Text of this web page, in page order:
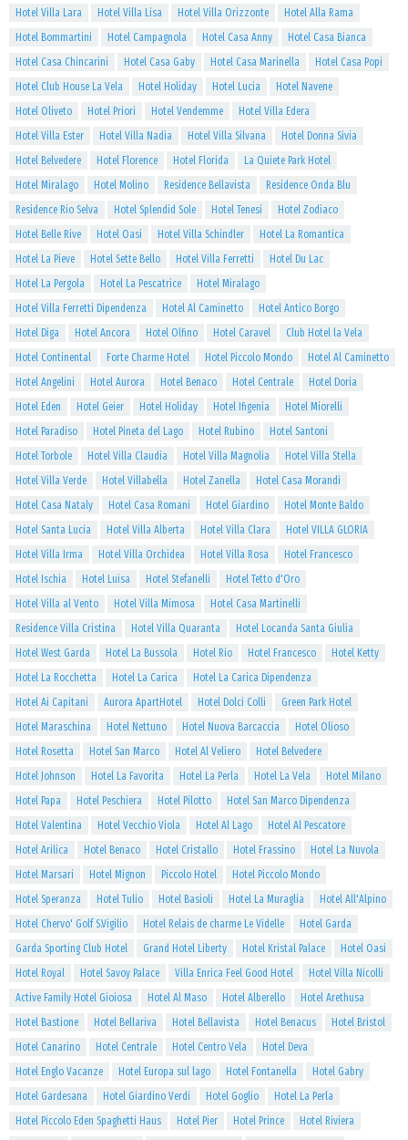
Hotel Villa Lara
Hotel Villa Lisa Hotel Villa Orizzonte
Hotel Alla Rama
Hotel Bommartini
Hotel Campagnola Hotel Casa Anny
Hotel Casa Bianca
Hotel Casa Chincarini
Hotel Casa Gaby Hotel Casa Marinella
Hotel Casa Popi
Hotel Club House La Vela
Hotel Holiday Hotel Lucia
Hotel Navene
Hotel Oliveto
Hotel Priori Hotel Vendemme
Hotel Villa Edera
Hotel Villa Ester
Hotel Villa Nadia Hotel Villa Silvana
Hotel Donna Sivia
Hotel Belvedere
Hotel Florence Hotel Florida
La Quiete Park Hotel
Hotel Miralago
Hotel Molino Residence Bellavista
Residence Onda Blu
Residence Rio Selva
Hotel Splendid Sole Hotel Tenesi
Hotel Zodiaco
Hotel Belle Rive
Hotel Oasi Hotel Villa Schindler
Hotel La Romantica
Hotel La Pieve
Hotel Sette Bello Hotel Villa Ferretti
Hotel Du Lac
Hotel La Pergola
Hotel La Pescatrice
Hotel Miralago
Hotel Villa Ferretti Dipendenza
Hotel Al Caminetto
Hotel Antico Borgo
Hotel Diga
Hotel Ancora Hotel Olfino Hotel Caravel
Club Hotel la Vela
Hotel Continental
Forte Charme Hotel Hotel Piccolo Mondo
Hotel Al Caminetto
Hotel Angelini
Hotel Aurora Hotel Benaco Hotel Centrale
Hotel Doria
Hotel Eden
Hotel Geier Hotel Holiday Hotel Ifigenia
Hotel Miorelli
Hotel Paradiso
Hotel Pineta del Lago Hotel Rubino
Hotel Santoni
Hotel Torbole
Hotel Villa Claudia Hotel Villa Magnolia
Hotel Villa Stella
Hotel Villa Verde
Hotel Villabella Hotel Zanella
Hotel Casa Morandi
Hotel Casa Nataly
Hotel Casa Romani Hotel Giardino
Hotel Monte Baldo
Hotel Santa Lucia
Hotel Villa Alberta Hotel Villa Clara
Hotel VILLA GLORIA
Hotel Villa Irma
Hotel Villa Orchidea Hotel Villa Rosa
Hotel Francesco
Hotel Ischia
Hotel Luisa Hotel Stefanelli
Hotel Tetto d'Oro
Hotel Villa al Vento
Hotel Villa Mimosa
Hotel Casa Martinelli
Residence Villa Cristina
Hotel Villa Quaranta
Hotel Locanda Santa Giulia
Hotel West Garda
Hotel La Bussola Hotel Rio Hotel Francesco
Hotel Ketty
Hotel La Rocchetta
Hotel La Carica
Hotel La Carica Dipendenza
Hotel Ai Capitani
Aurora ApartHotel Hotel Dolci Colli
Green Park Hotel
Hotel Maraschina
Hotel Nettuno Hotel Nuova Barcaccia
Hotel Olioso
Hotel Rosetta
Hotel San Marco Hotel Al Veliero
Hotel Belvedere
Hotel Johnson
Hotel La Favorita Hotel La Perla Hotel La Vela
Hotel Milano
Hotel Papa
Hotel Peschiera Hotel Pilotto
Hotel San Marco Dipendenza
Hotel Valentina
Hotel Vecchio Viola Hotel Al Lago
Hotel Al Pescatore
Hotel Arilica
Hotel Benaco Hotel Cristallo Hotel Frassino
Hotel La Nuvola
Hotel Marsari
Hotel Mignon Piccolo Hotel
Hotel Piccolo Mondo
Hotel Speranza
Hotel Tulio Hotel Basioli Hotel La Muraglia
Hotel All'Alpino
Hotel Chervo' Golf S.Vigilio
Hotel Relais de charme Le Videlle
Hotel Garda
Garda Sporting Club Hotel
Grand Hotel Liberty Hotel Kristal Palace
Hotel Oasi
Hotel Royal
Hotel Savoy Palace Villa Enrica Feel Good Hotel
Hotel Villa Nicolli
Active Family Hotel Gioiosa
Hotel Al Maso Hotel Alberello
Hotel Arethusa
Hotel Bastione
Hotel Bellariva Hotel Bellavista Hotel Benacus
Hotel Bristol
Hotel Canarino
Hotel Centrale Hotel Centro Vela
Hotel Deva
Hotel Englo Vacanze
Hotel Europa sul lago Hotel Fontanella
Hotel Gabry
Hotel Gardesana
Hotel Giardino Verdi Hotel Goglio
Hotel La Perla
Hotel Piccolo Eden Spaghetti Haus
Hotel Pier Hotel Prince
Hotel Riviera